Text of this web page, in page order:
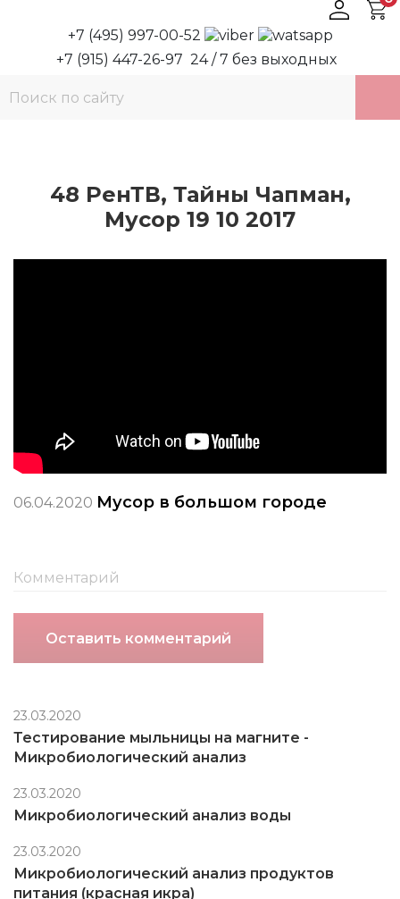
+7 (495) 997-00-52
+7 (915) 447-26-97 24 / 7 без выходных
48 РенТВ, Тайны Чапман,
Мусор 19 10 2017
06.04.2020 Мусор в большом городе
Оставить комментарий
23.03.2020
Тестирование мыльницы на магните -
Микробиологический анализ
23.03.2020
Микробиологический анализ воды
23.03.2020
Микробиологический анализ продуктов
питания (красная икра)